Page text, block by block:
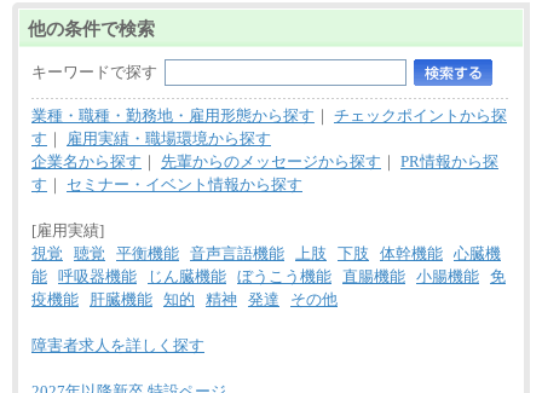
他の条件で検索
キーワードで探す
業種・職種・勤務地・雇用形態から探す ｜ チェックポイントから探
す ｜
雇用実績・職場環境から探す
企業名から探す ｜ 先輩からのメッセージから探す ｜ PR情報から探
す ｜ セミナー・イベント情報から探す
[雇用実績]
視覚
聴覚 平衡機能 音声言語機能 上肢 下肢 体幹機能 心臓機
能 呼吸器機能 じん臓機能 ぼうこう機能 直腸機能 小腸機能 免
疫機能
肝臓機能 知的 精神 発達 その他
障害者求人を詳しく探す